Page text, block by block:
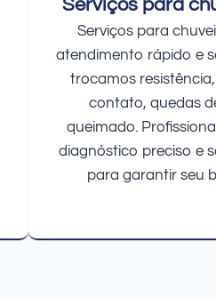
Serviços para
Serviços para
atendimento rápido e
trocamos
contato, quedas
queimado.
diagnóstico preciso e
para garantir seu